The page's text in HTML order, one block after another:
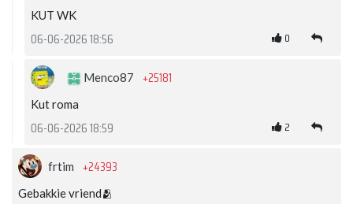
KUT WK
06-06-2026 18:56 0
Menco87 +25181
Kut roma
06-06-2026 18:59 2
frtim +24393
Gebakkie vriend🫂